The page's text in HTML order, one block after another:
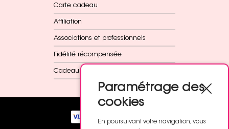
Carte cadeau
Affiliation
Associations et professionnels
Fidélité récompensée
Cadeau dès 60€
Paramétrage des
cookies
En poursuivant votre navigation, vous